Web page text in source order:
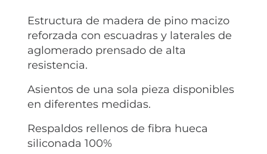
Estructura de madera de pino macizo
reforzada con escuadras y laterales de
aglomerado prensado de alta
resistencia.
Asientos de una sola pieza disponibles
en diferentes medidas.
Respaldos rellenos de fibra hueca
siliconada 100%